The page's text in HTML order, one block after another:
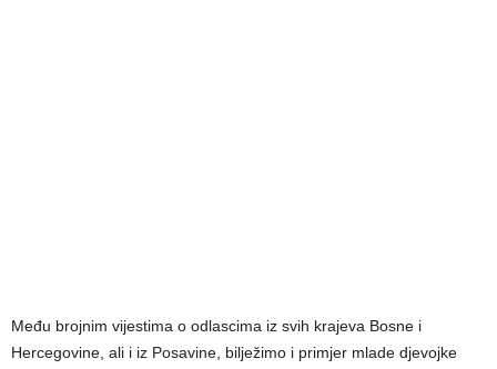
Među brojnim vijestima o odlascima iz svih krajeva Bosne i
Hercegovine, ali i iz Posavine, bilježimo i primjer mlade djevojke